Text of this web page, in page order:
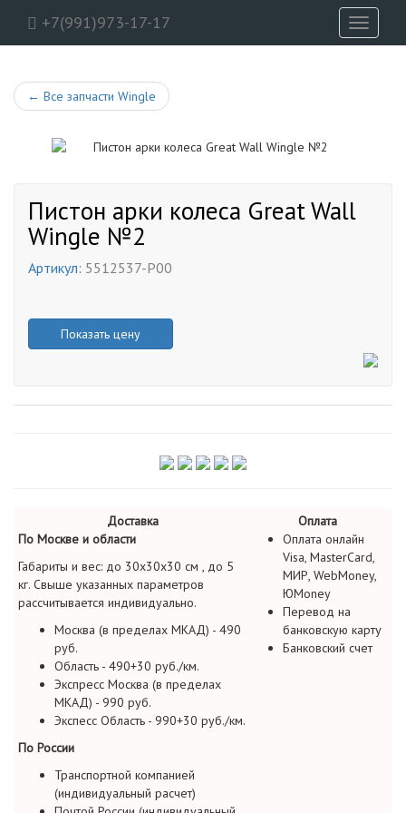
+7(991)973-17-17
Toggle
← Все запчасти Wingle
Пистон арки колеса Great Wall
Wingle №2
Артикул: 5512537-P00
Показать цену
Доставка
Оплата
По Москве и области
Габариты и вес: до 30х30х30 см , до 5
кг. Свыше указанных параметров
рассчитывается индивидуально.
Москва (в пределах МКАД) - 490
руб.
Область - 490+30 руб./км.
Экспресс Москва (в пределах
МКАД) - 990 руб.
Экспесс Область - 990+30 руб./км.
По России
Транспортной компанией
(индивидуальный расчет)
Оплата онлайн
Visa, MasterCard,
МИР, WebMoney,
ЮMoney
Перевод на
банковскую карту
Банковский счет